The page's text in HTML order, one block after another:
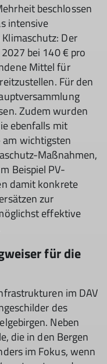
beschlossen
intensive
Der
bei 140 € pro
Mittel für
Für den
Zudem wurden
ebenfalls mit
wichtigsten
Maßnahmen,
Beispiel PV-
damit konkrete
zur
effektive
für die
im DAV
des
Neben
die in den Bergen
im Fokus, wenn